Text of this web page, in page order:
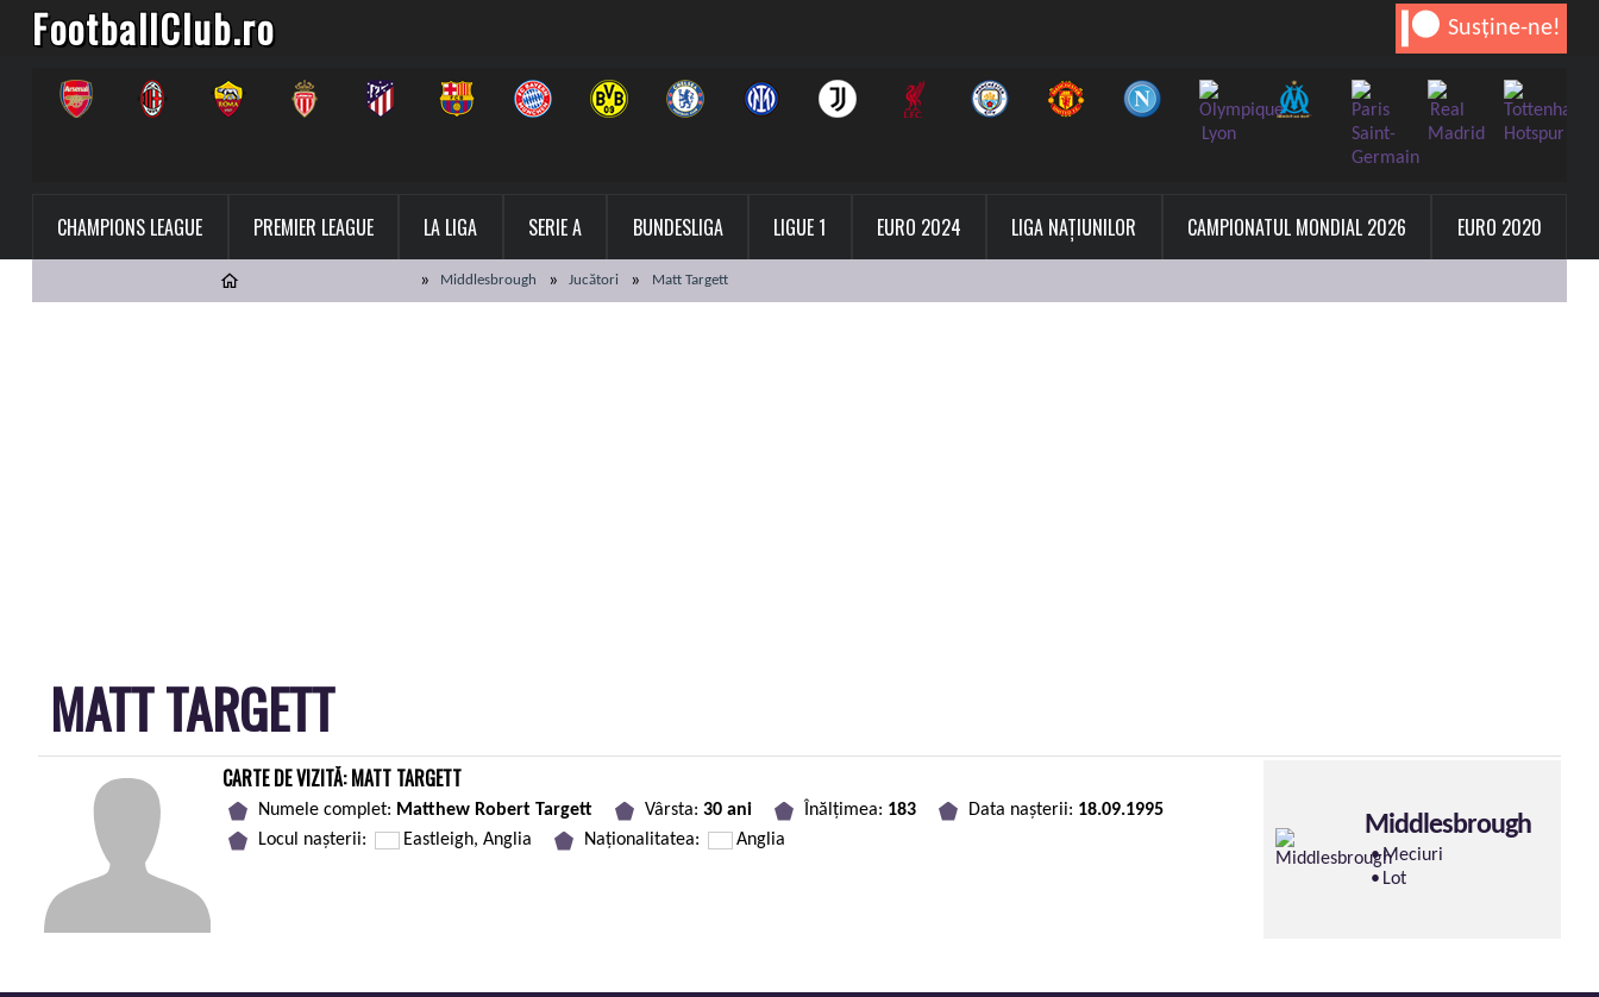
FootballClub.ro Susține-ne!
CHAMPIONS LEAGUE PREMIER LEAGUE LA LIGA SERIE A BUNDESLIGA LIGUE 1 EURO 2024 LIGA NAȚIUNILOR CAMPIONATUL MONDIAL 2026 EURO 2020
Middlesbrough Jucători Matt Targett
MATT TARGETT
CARTE DE VIZITĂ: MATT TARGETT
Numele complet: Matthew Robert Targett Vârsta: 30 ani Înălțimea: 183 Data nașterii: 18.09.1995
Locul nașterii:
Eastleigh, Anglia Naționalitatea: Anglia
Middlesbrough
Meciuri
Lot